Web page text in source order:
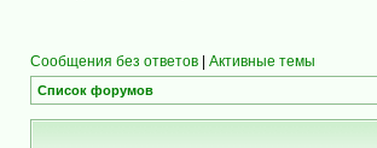
Сообщения без ответов | Активные темы
Список форумов